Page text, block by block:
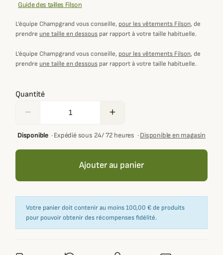
Guide des tailles Filson
L’équipe Champgrand vous conseille, pour les vêtements Filson, de
prendre une taille en dessous par rapport à votre taille habituelle.
L’équipe Champgrand vous conseille, pour les vêtements Filson, de
prendre une taille en dessous par rapport à votre taille habituelle.
Quantité
remove add
Disponible·Expédié sous 24/ 72 heures ·Disponible en magasin
Ajouter au panier
Votre panier doit contenir au moins 100,00 € de produits
pour pouvoir obtenir des récompenses fidélité.